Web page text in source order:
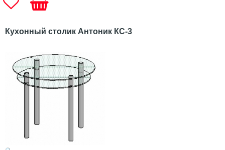
Кухонный столик Антоник КС-3